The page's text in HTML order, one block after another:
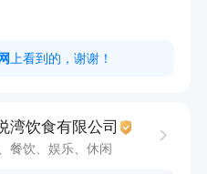
碗工作经验优先
上看到的，谢谢！
湾饮食有限公司
餐饮、娱乐、休闲